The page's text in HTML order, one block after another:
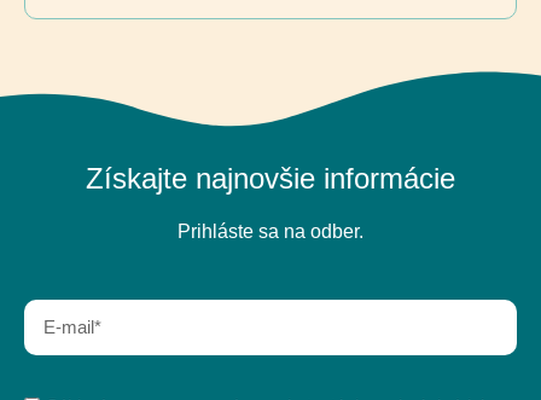
Získajte najnovšie informácie
Prihláste sa na odber.